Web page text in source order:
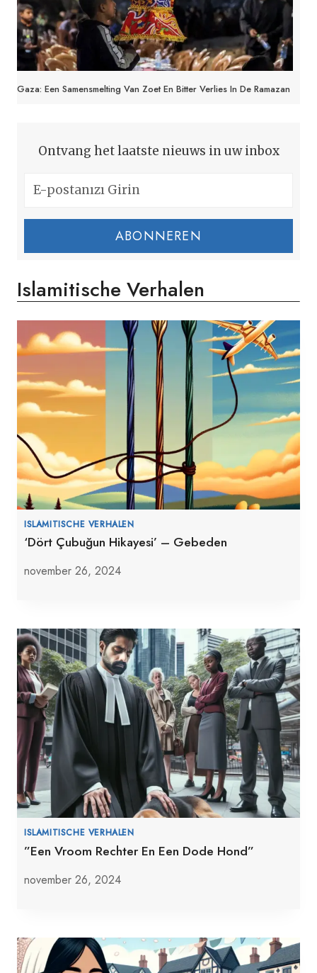
Gaza: Een Samensmelting Van Zoet En Bitter Verlies In De Ramazan
Ontvang het laatste nieuws in uw inbox
ABONNEREN
Islamitische Verhalen
ISLAMITISCHE VERHALEN
‘Dört Çubuğun Hikayesi’ – Gebeden
november 26, 2024
ISLAMITISCHE VERHALEN
”Een Vroom Rechter En Een Dode Hond”
november 26, 2024